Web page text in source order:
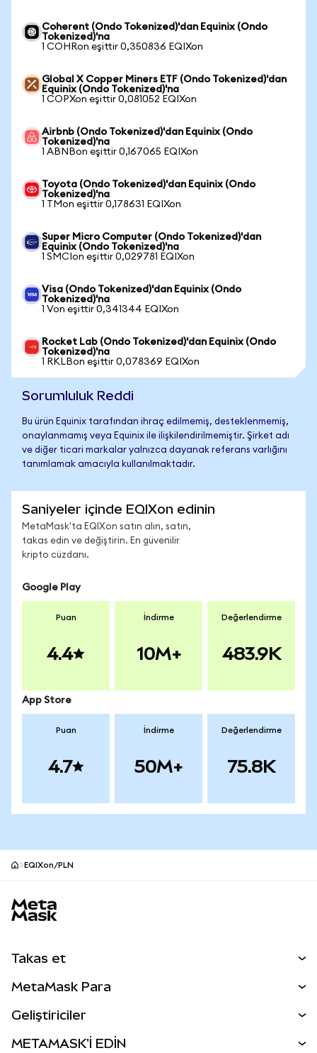
Coherent (Ondo Tokenized)'dan Equinix (Ondo
Tokenized)'na
1 COHRon eşittir 0,350836 EQIXon
Global X Copper Miners ETF (Ondo Tokenized)'dan
Equinix (Ondo Tokenized)'na
1 COPXon eşittir 0,081052 EQIXon
Airbnb (Ondo Tokenized)'dan Equinix (Ondo
Tokenized)'na
1 ABNBon eşittir 0,167065 EQIXon
Toyota (Ondo Tokenized)'dan Equinix (Ondo
Tokenized)'na
1 TMon eşittir 0,178631 EQIXon
Super Micro Computer (Ondo Tokenized)'dan
Equinix (Ondo Tokenized)'na
1 SMCIon eşittir 0,029781 EQIXon
Visa (Ondo Tokenized)'dan Equinix (Ondo
Tokenized)'na
1 Von eşittir 0,341344 EQIXon
Rocket Lab (Ondo Tokenized)'dan Equinix (Ondo
Tokenized)'na
1 RKLBon eşittir 0,078369 EQIXon
Sorumluluk Reddi
Bu ürün Equinix tarafından ihraç edilmemiş, desteklenmemiş,
onaylanmamış veya Equinix ile ilişkilendirilmemiştir. Şirket adı
ve diğer ticari markalar yalnızca dayanak referans varlığını
tanımlamak amacıyla kullanılmaktadır.
Saniyeler içinde EQIXon edinin
MetaMask'ta EQIXon satın alın, satın,
takas edin ve değiştirin. En güvenilir
kripto cüzdanı.
Google Play
Puan
4.4
İndirme
10M+
Değerlendirme
483.9K
App Store
Puan
4.7
İndirme
50M+
Değerlendirme
75.8K
EQIXon/PLN
Takas et
Perps
RWA'lar
MetaMask Para
Geliştiriciler
METAMASK'İ EDİN